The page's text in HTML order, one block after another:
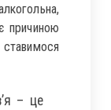
причиною
ставимося
– це